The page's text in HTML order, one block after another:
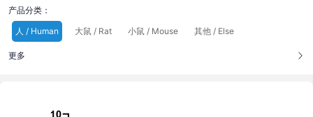
产品分类：
人 / Human
大鼠 / Rat 小鼠 / Mouse 其他 / Else
更多